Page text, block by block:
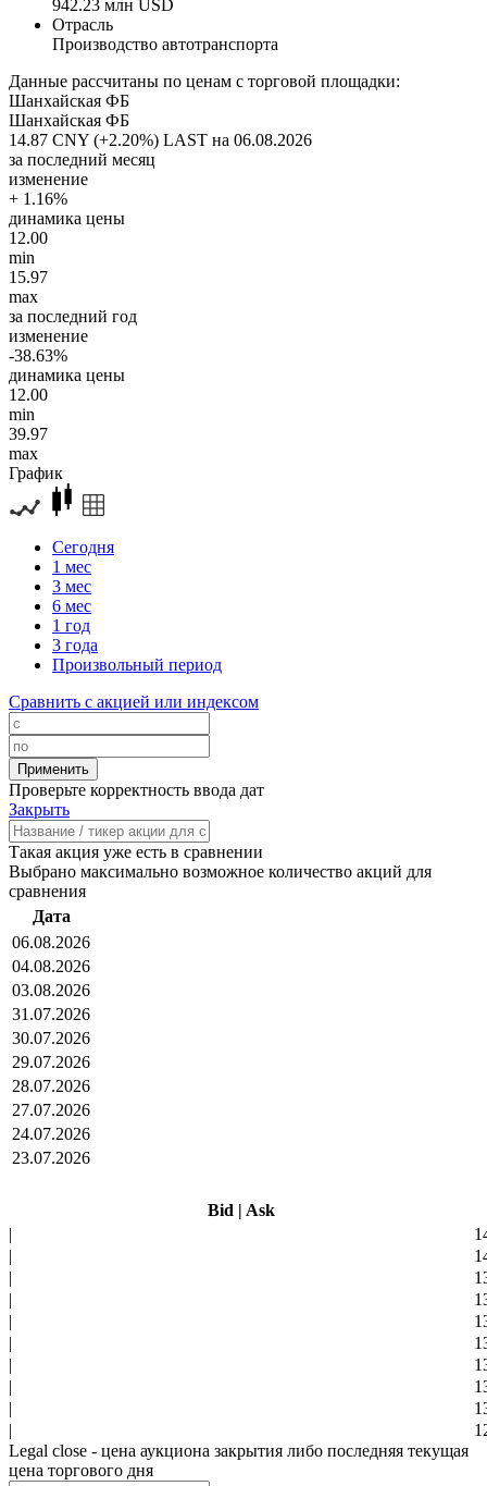
942.23 млн USD
Отрасль
Производство автотранспорта
Данные рассчитаны по ценам с торговой площадки:
Шанхайская ФБ
Шанхайская ФБ
14.87 CNY (+2.20%) LAST на 06.08.2026
за последний месяц
изменение
+ 1.16%
динамика цены
12.00
min
15.97
max
за последний год
изменение
-38.63%
динамика цены
12.00
min
39.97
max
График
Сегодня
1 мес
3 мес
6 мес
1 год
3 года
Произвольный период
Сравнить с акцией или индексом
Проверьте корректность ввода дат
Закрыть
Такая акция уже есть в сравнении
Выбрано максимально возможное количество акций для
сравнения
Дата
06.08.2026
04.08.2026
03.08.2026
31.07.2026
30.07.2026
29.07.2026
28.07.2026
27.07.2026
24.07.2026
23.07.2026
Bid | Ask
|
|
|
|
|
|
|
|
|
|
Legal close - цена аукциона закрытия либо последняя текущая
цена торгового дня